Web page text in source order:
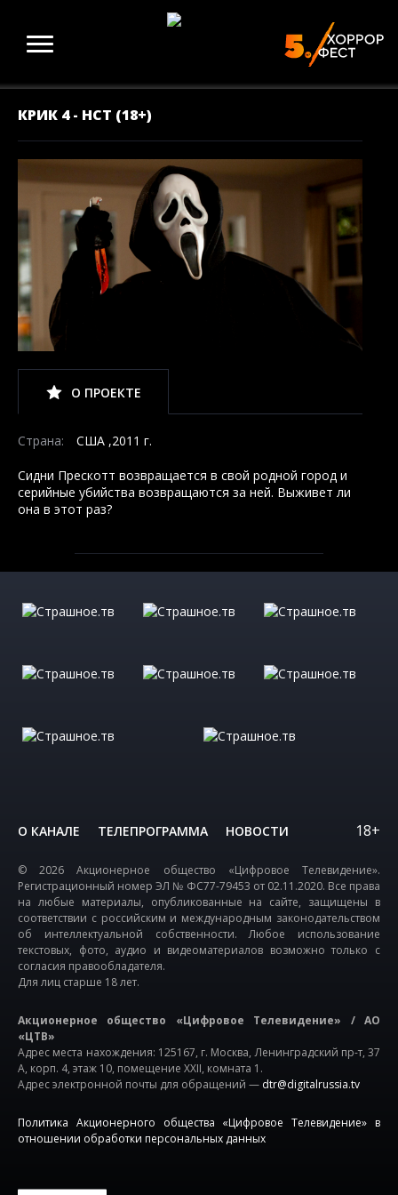
КРИК 4 - НСТ (18+)
О ПРОЕКТЕ
Страна: США ,2011 г.
Сидни Прескотт возвращается в свой родной город и
серийные убийства возвращаются за ней. Выживет ли
она в этот раз?
О КАНАЛЕ ТЕЛЕПРОГРАММА НОВОСТИ 18+
© 2026 Акционерное общество «Цифровое Телевидение».
Регистрационный номер ЭЛ № ФС77-79453 от 02.11.2020. Все права
на любые материалы, опубликованные на сайте, защищены в
соответствии с российским и международным законодательством
об интеллектуальной собственности. Любое использование
текстовых, фото, аудио и видеоматериалов возможно только с
согласия правообладателя.
Для лиц старше 18 лет.
Акционерное общество «Цифровое Телевидение» / АО
«ЦТВ»
Адрес места нахождения: 125167, г. Москва, Ленинградский пр-т, 37
А, корп. 4, этаж 10, помещение XXII, комната 1.
Адрес электронной почты для обращений — dtr@digitalrussia.tv
Политика Акционерного общества «Цифровое Телевидение» в
отношении обработки персональных данных